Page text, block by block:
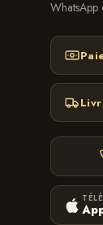
WhatsApp